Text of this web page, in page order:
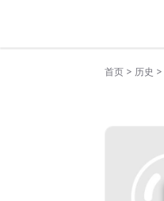
首页 > 历史 >